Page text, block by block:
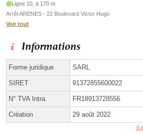
Ligne 10, à 170 m
Arrêt ARENES - 22 Boulevard Victor Hugo
Voir tout
Informations
Forme juridique SARL
SIRET 91372855600022
N° TVA Intra. FR18913728556
Création 29 août 2022